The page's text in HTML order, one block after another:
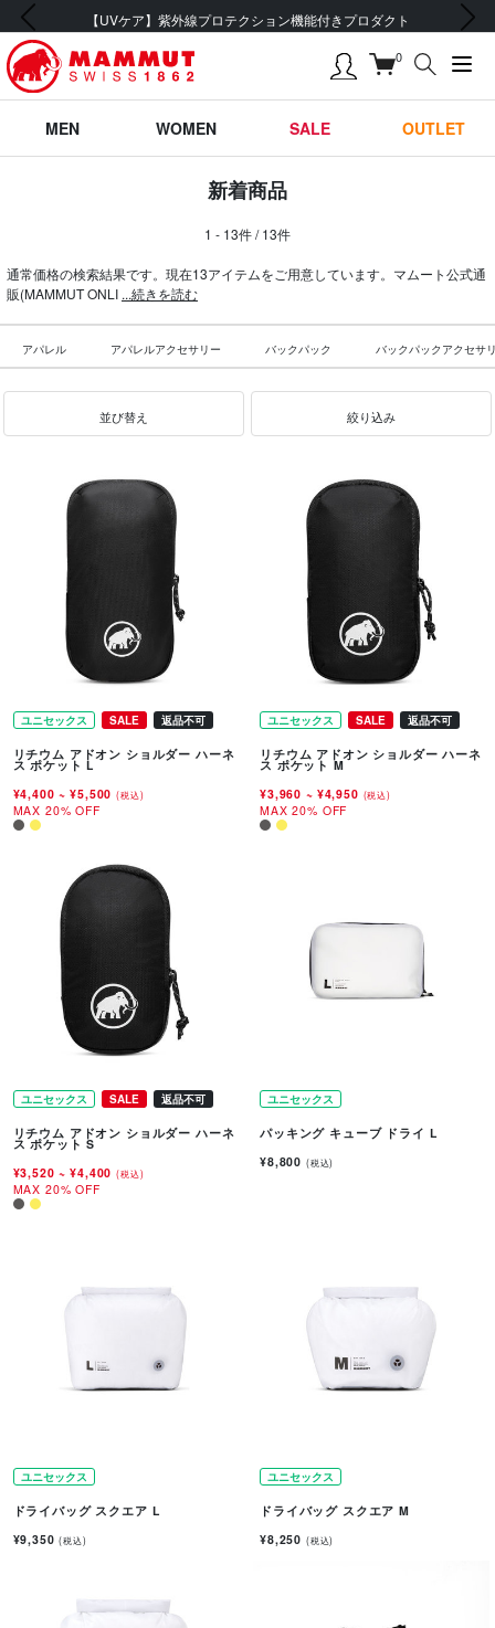
【UVケア】紫外線プロテクション機能付きプロダクト
前の画像 次の画像
0
MEN WOMEN SALE OUTLET
新着商品
1 - 13件 / 13件
通常価格の検索結果です。現在13アイテムをご用意しています。マムート公式通
販(MAMMUT ONLI ...続きを読む
アパレル アパレルアクセサリー バックパック バックパックアクセサ
並び替え 絞り込み
ユニセックス SALE 返品不可
リチウム アドオン ショルダー ハーネ
ス ポケット L
¥4,400~ ¥5,500(税込)
MAX 20% OFF
ユニセックス SALE 返品不可
リチウム アドオン ショルダー ハーネ
ス ポケット M
¥3,960 ~ ¥4,950 (税込)
MAX 20% OFF
ユニセックス SALE 返品不可
リチウム アドオン ショルダー ハーネ
ス ポケット S
¥3,520~ ¥4,400(税込)
MAX 20% OFF
ユニセックス
パッキング キューブ ドライ L
¥8,800 (税込)
ユニセックス
ドライバッグ スクエア L
¥9,350(税込)
ユニセックス
ドライバッグ スクエア M
¥8,250 (税込)